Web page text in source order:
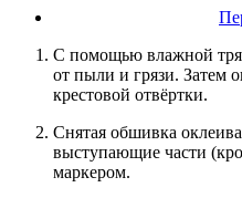
С помощью влажной
от пыли и грязи. Затем
крестовой отвёртки.
Снятая обшивка
выступающие части
маркером.